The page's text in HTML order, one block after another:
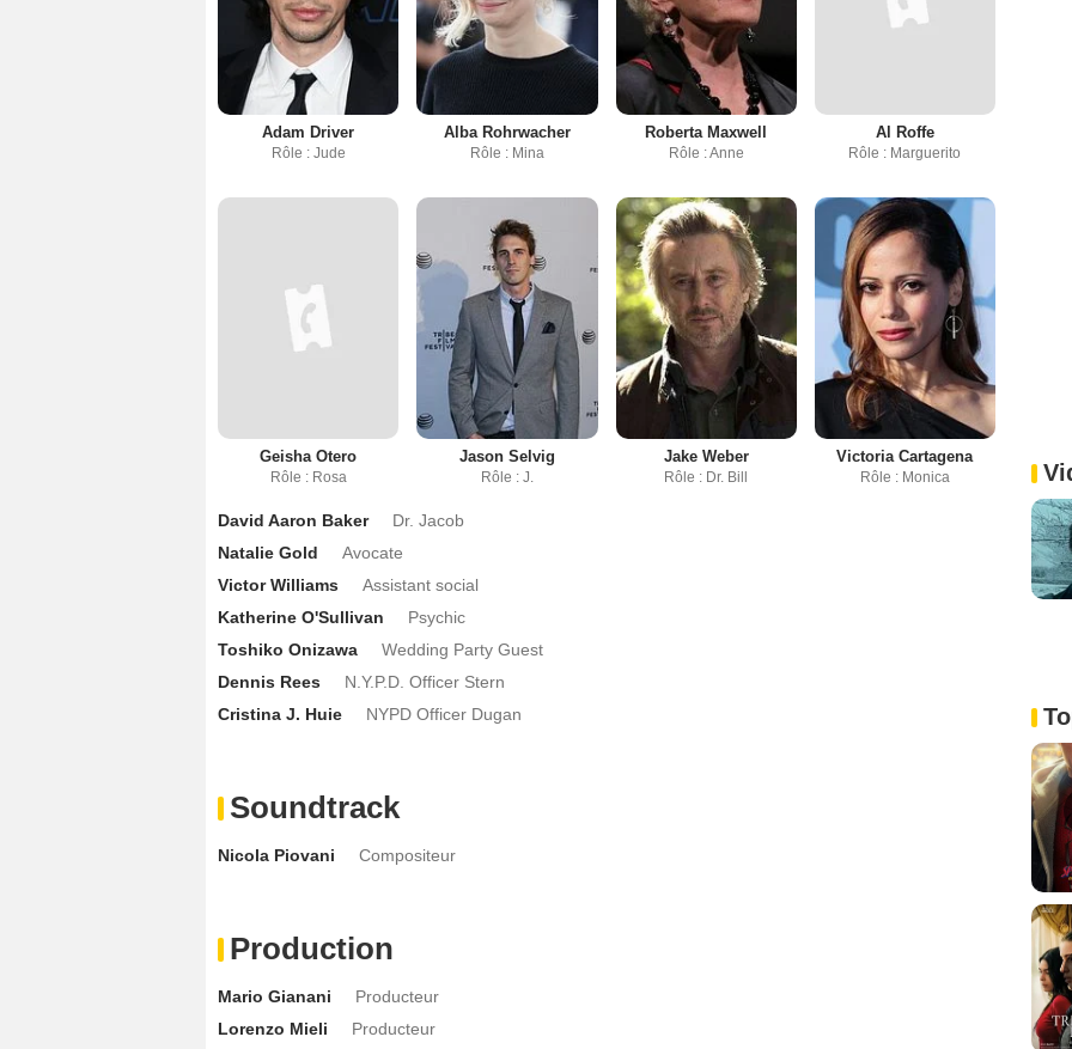
Adam Driver
Rôle : Jude
Alba Rohrwacher
Rôle : Mina
Roberta Maxwell
Rôle : Anne
Al Roffe
Rôle : Marguerito
Geisha Otero
Rôle : Rosa
Jason Selvig
Rôle : J.
Jake Weber
Rôle : Dr. Bill
Victoria Cartagena
Rôle : Monica
David Aaron Baker
Dr. Jacob
Natalie Gold
Avocate
Victor Williams
Assistant social
Katherine O'Sullivan
Psychic
Toshiko Onizawa
Wedding Party Guest
Dennis Rees
N.Y.P.D. Officer Stern
Cristina J. Huie
NYPD Officer Dugan
Soundtrack
Nicola Piovani Compositeur
Production
Mario Gianani
Producteur
Lorenzo Mieli
Producteur